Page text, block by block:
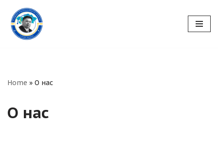
Перейти
Home » О нас
О нас